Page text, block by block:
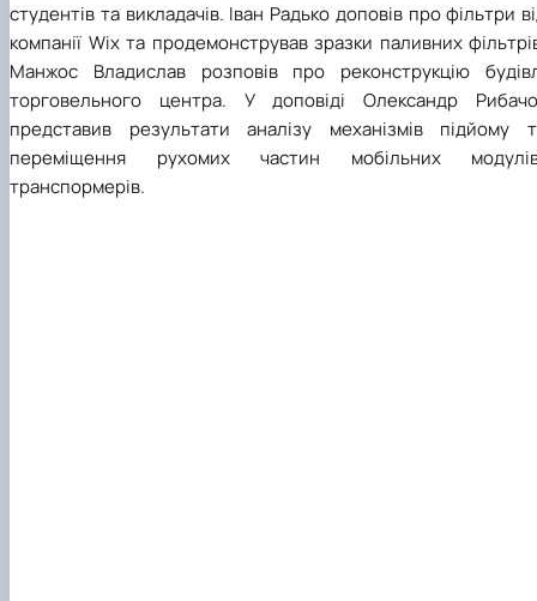
студентів та викладачів. Іван Радько доповів про фільтри
компанії Wixта продемонстрував зразки паливних
Манжос Владислав розповів про реконструкцію
торговельного центра. У доповіді Олександр
представив результати аналізу механізмів підйому
переміщення рухомих частин мобільних
транспормерів.